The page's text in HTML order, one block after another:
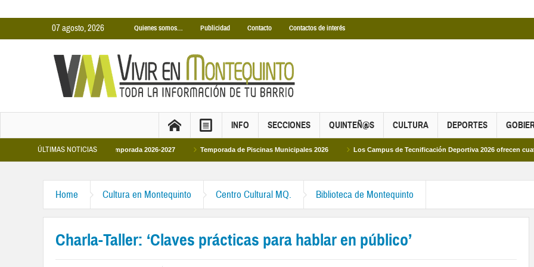
07 agosto, 2026 Quienes somos… Publicidad Contacto Contactos de interés
INFO SECCIONES QUINTEÑ@S CULTURA DEPORTES
ÚLTIMAS NOTICIAS
Municipales temporada 2026-2027 Temporada de Piscinas Municipales 2026 Los Campus de Tecnificación Deportiva 2026 ofrecen cuatro
Home Cultura en Montequinto Centro Cultural MQ. Biblioteca de Montequinto
Charla-Taller: ‘Claves prácticas para hablar en público’